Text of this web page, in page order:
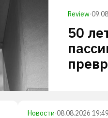
Review·
50
Новости·08.08.2026 19:49